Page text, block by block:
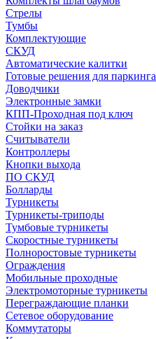
Стрелы
Тумбы
Комплектующие
СКУД
Автоматические калитки
Готовые решения для паркинга
Доводчики
Электронные замки
КПП-Проходная под ключ
Стойки на заказ
Считыватели
Контроллеры
Кнопки выхода
ПО СКУД
Болларды
Турникеты
Турникеты-триподы
Тумбовые турникеты
Скоростные турникеты
Полноростовые турникеты
Ограждения
Мобильные проходные
Электромоторные турникеты
Переграждающие планки
Сетевое оборудование
Коммутаторы